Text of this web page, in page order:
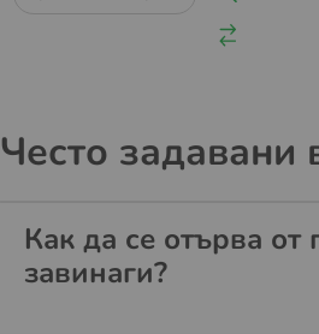
Често задавани
Как да се отърва от
завинаги?